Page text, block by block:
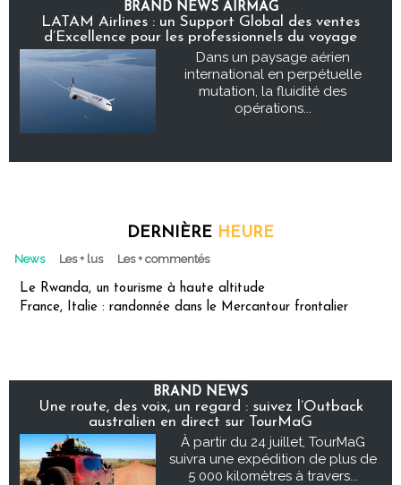
BRAND NEWS AIRMAG
LATAM Airlines : un Support Global des ventes
d’Excellence pour les professionnels du voyage
Dans un paysage aérien
international en perpétuelle
mutation, la fluidité des
opérations...
DERNIÈRE HEURE
News Les + lus Les + commentés
Le Rwanda, un tourisme à haute altitude
France, Italie : randonnée dans le Mercantour frontalier
BRAND NEWS
Une route, des voix, un regard : suivez l’Outback
australien en direct sur TourMaG
À partir du 24 juillet, TourMaG
suivra une expédition de plus de
5 000 kilomètres à travers...